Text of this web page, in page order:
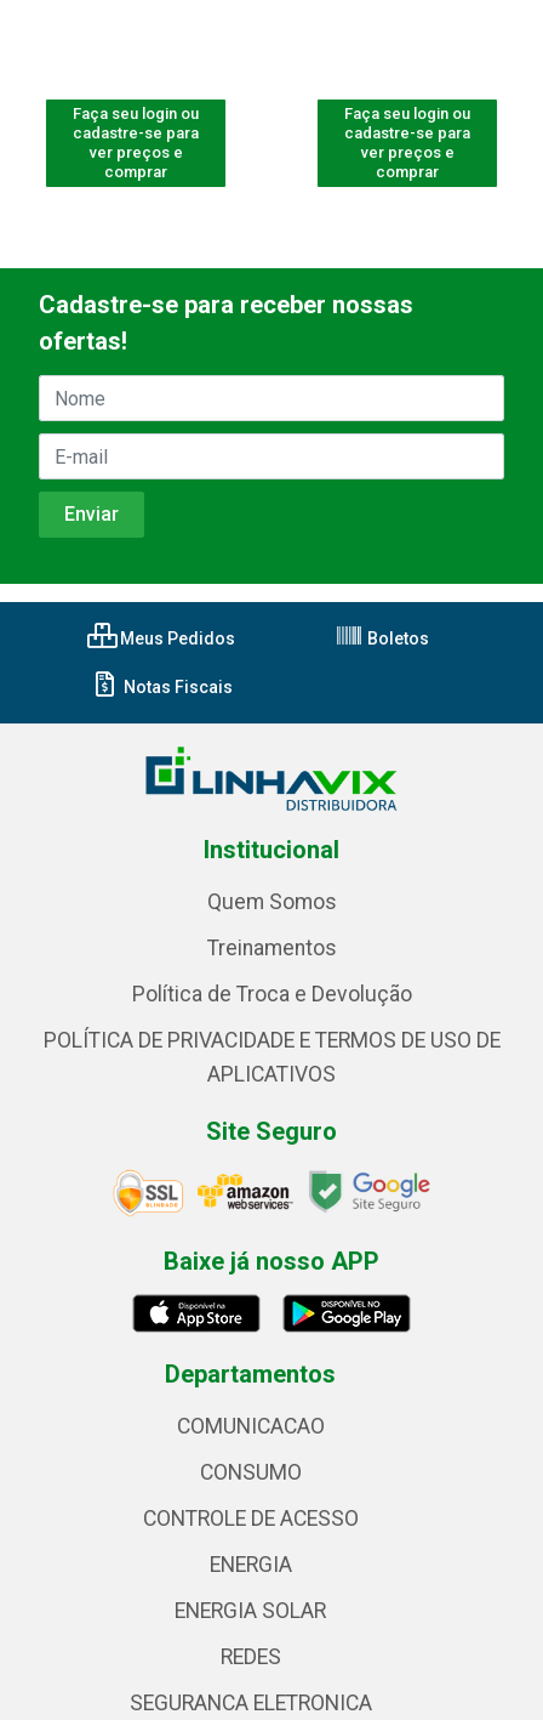
Faça seu login ou
cadastre-se para
ver preços e
comprar
Faça seu login ou
cadastre-se para
ver preços e
comprar
Cadastre-se para receber nossas
ofertas!
Meus Pedidos Boletos
Notas Fiscais
Institucional
Quem Somos
Treinamentos
Política de Troca e Devolução
POLÍTICA DE PRIVACIDADE E TERMOS DE USO DE
APLICATIVOS
Site Seguro
Baixe já nosso APP
Departamentos
COMUNICACAO
CONSUMO
CONTROLE DE ACESSO
ENERGIA
ENERGIA SOLAR
REDES
SEGURANCA ELETRONICA